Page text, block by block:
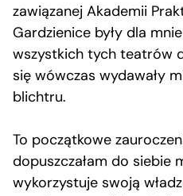
zawiązanej Akademii
Gardzienice były dla
wszystkich tych teatrów
się wówczas wydawały
blichtru.
To początkowe
dopuszczałam do siebie
wykorzystuje swoją